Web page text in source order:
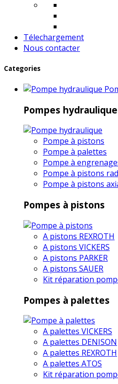
Télechargement
Nous contacter
Categories
Pompes hydraulique
Pompe à pistons
Pompe à palettes
Pompe à
Pompe à pistons
Pompe à pistons
Pompes à pistons
A pistons REXROTH
A pistons VICKERS
A pistons PARKER
A pistons SAUER
Kit réparation
Pompes à palettes
A palettes VICKERS
A palettes DENISON
A palettes REXROTH
A palettes ATOS
Kit réparation